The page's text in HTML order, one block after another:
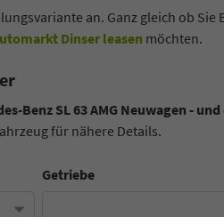
an. Ganz gleich ob Sie
Dinser leasen möchten.
Benz SL 63 AMG Neuwagen -
für nähere Details.
Getriebe